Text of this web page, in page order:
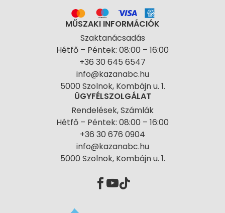
MŰSZAKI INFORMÁCIÓK
Szaktanácsadás
Hétfő – Péntek: 08:00 – 16:00
+36 30 645 6547
info@kazanabc.hu
5000 Szolnok, Kombájn u. 1.
ÜGYFÉLSZOLGÁLAT
Rendelések, Számlák
Hétfő – Péntek: 08:00 – 16:00
+36 30 676 0904
info@kazanabc.hu
5000 Szolnok, Kombájn u. 1.